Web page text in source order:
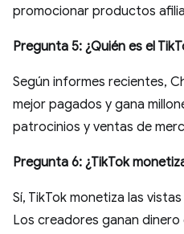
promocionar productos
Pregunta 5: ¿Quién es el
Según informes recientes,
mejor pagados y gana
patrocinios y ventas de
Pregunta 6: ¿TikTok
Sí, TikTok monetiza las
Los creadores ganan